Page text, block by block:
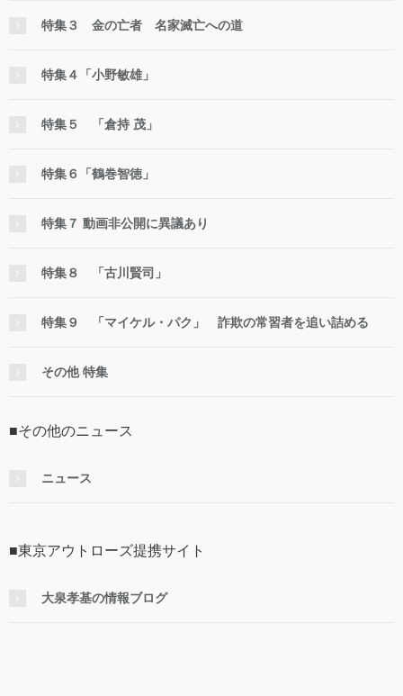
特集３ 金の亡者 名家滅亡への道
特集４「小野敏雄」
特集５ 「倉持 茂」
特集６「鶴巻智徳」
特集７ 動画非公開に異議あり
特集８ 「古川賢司」
特集９ 「マイケル・パク」 詐欺の常習者を追い詰める
その他 特集
■その他のニュース
ニュース
■東京アウトローズ提携サイト
大泉孝基の情報ブログ